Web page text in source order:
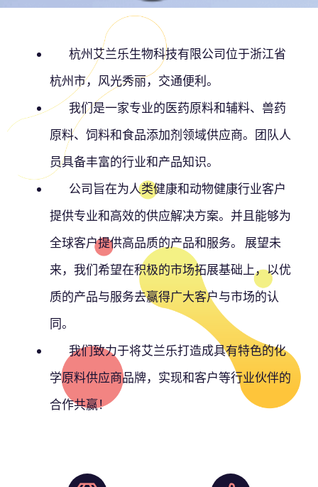
杭州艾兰乐生物科技有限公司位于浙江省
杭州市，风光秀丽，交通便利。
我们是一家专业的医药原料和辅料、兽药
原料、饲料和食品添加剂领域供应商。团队人
员具备丰富的行业和产品知识。
公司旨在为人类健康和动物健康行业客户
提供专业和高效的供应解决方案。并且能够为
全球客户提供高品质的产品和服务。 展望未
来，我们希望在积极的市场拓展基础上，以优
质的产品与服务去赢得广大客户与市场的认
同。
我们致力于将艾兰乐打造成具有特色的化
学原料供应商品牌，实现和客户等行业伙伴的
合作共赢！